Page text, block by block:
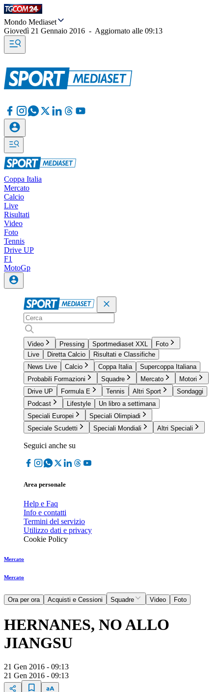
Mondo Mediaset
Giovedì 21 Gennaio 2016 - Aggiornato alle 09:13
Coppa Italia
Mercato
Calcio
Live
Risultati
Video
Foto
Tennis
Drive UP
F1
MotoGp
Video Pressing Sportmediaset XXL
Foto
Live
Diretta Calcio
Risultati e Classifiche
News Live
Calcio Coppa Italia
Supercoppa Italiana
Probabili Formazioni
Squadre Mercato
Motori
Drive UP
Formula E Tennis Altri Sport
Sondaggi
Podcast
Lifestyle
Un libro a settimana
Speciali Europei
Speciali Olimpiadi
Speciale Scudetti
Speciali Mondiali Altri Speciali
Seguici anche su
Area personale
Help e Faq
Info e contatti
Termini del servizio
Utilizzo dati e privacy
Cookie Policy
Mercato
Mercato
Ora per ora Acquisti e Cessioni Squadre Video Foto
HERNANES, NO ALLO
JIANGSU
21 Gen 2016 - 09:13
21 Gen 2016 - 09:13